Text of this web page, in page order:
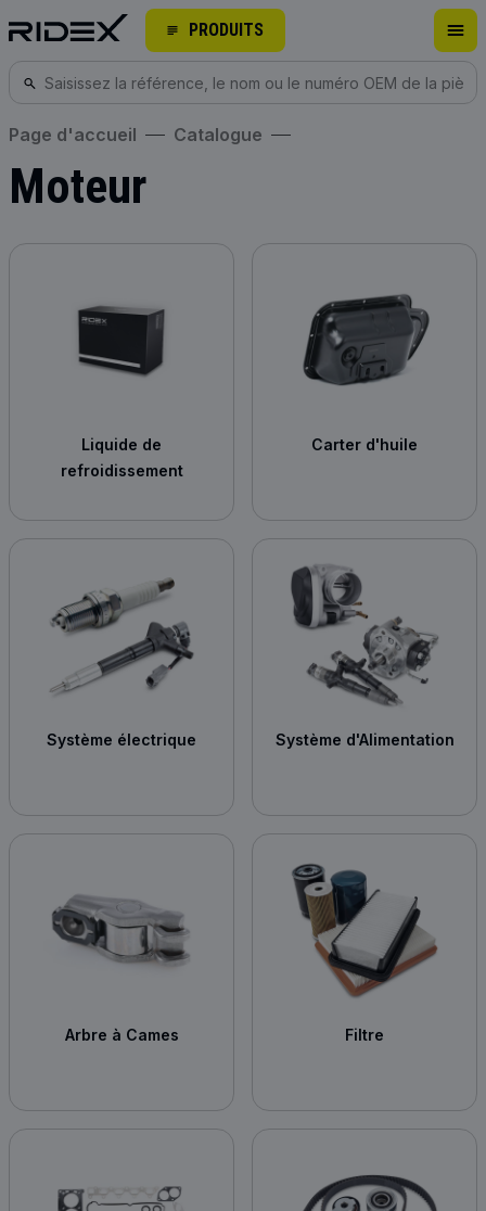
PRODUITS
Page d'accueil Catalogue
Moteur
Liquide de
refroidissement
Carter d'huile
Système électrique Système d'Alimentation
Arbre à Cames Filtre